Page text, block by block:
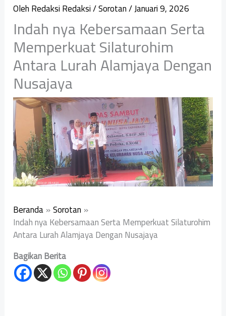
OlehRedaksi Redaksi/Sorotan/Januari 9, 2026
Indah nya Kebersamaan Serta
Memperkuat Silaturohim
Antara Lurah Alamjaya Dengan
Nusajaya
Beranda Sorotan
Indah nya Kebersamaan Serta Memperkuat Silaturohim
Antara Lurah Alamjaya Dengan Nusajaya
Bagikan Berita